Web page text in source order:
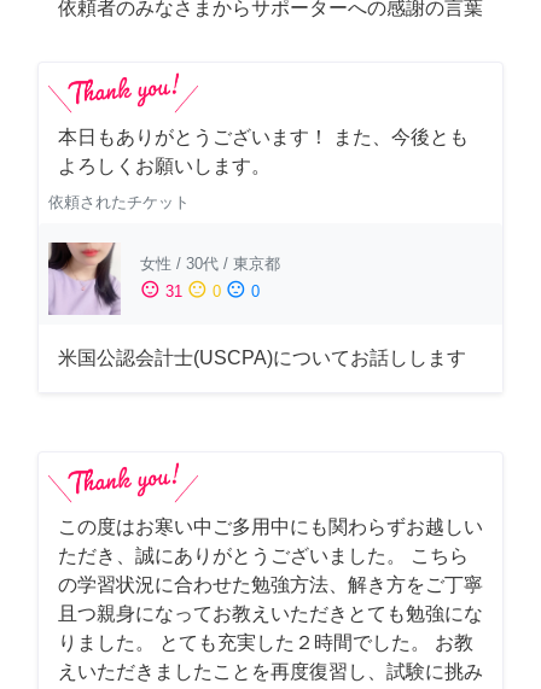
依頼者のみなさまからサポーターへの感謝の言葉
本日もありがとうございます！ また、今後とも
よろしくお願いします。
依頼されたチケット
女性 / 30代 / 東京都
sentiment_satisfied 31 sentiment_neutral 0 sentiment_dissatisfied 0
米国公認会計士(USCPA)についてお話しします
この度はお寒い中ご多用中にも関わらずお越しい
ただき、誠にありがとうございました。 こちら
の学習状況に合わせた勉強方法、解き方をご丁寧
且つ親身になってお教えいただきとても勉強にな
りました。 とても充実した２時間でした。 お教
えいただきましたことを再度復習し、試験に挑み